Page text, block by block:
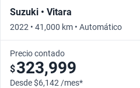
Suzuki • Vitara
2022 • 41,000 km • Automático
Precio contado
$323,999
Desde $6,142 /mes*